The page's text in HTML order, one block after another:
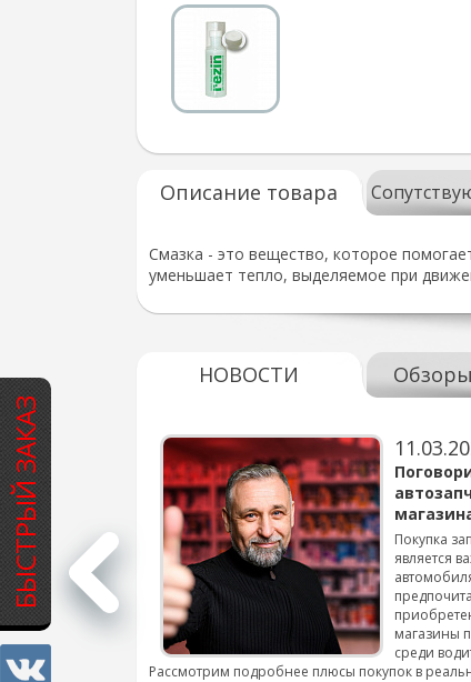
БЫСТРЫЙ ЗАКАЗ
Описание товара
Смазка - это вещество, которое
уменьшает тепло, выделяемое при
НОВОСТИ
для
смены шин на
подробнее...
Покупка
является
магазины
среди
Рассмотрим подробнее плюсы покупок в